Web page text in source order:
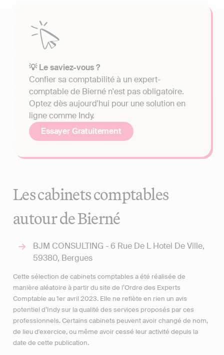
💡 Le saviez-vous ?
Confier sa comptabilité à un expert-
comptable de Bierné n'est pas obligatoire.
Optez dès aujourd'hui pour une solution en
ligne comme Indy.
Essayer Gratuitement
Les cabinets comptables
autour de Bierné
BJM CONSULTING - 6 Rue De L Hotel De Ville,
59380, Bergues
Cette sélection de cabinets comptables a été réalisée de
manière aléatoire à partir du site de l’Ordre des Experts
Comptable au 1er avril 2023. Elle ne reflète en rien un avis
potentiel d’Indy sur la qualité des services proposés par ces
professionnels. Certains cabinets peuvent avoir changé de nom,
de lieu d'exercice, ou même avoir cessé leur activité depuis la
date de cette publication.